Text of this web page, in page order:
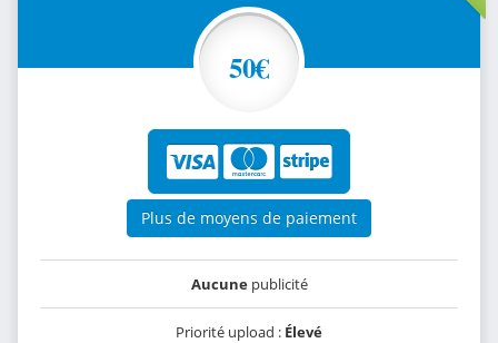
50€
Plus de moyens de paiement
Aucunepublicité
Priorité upload : Élevé